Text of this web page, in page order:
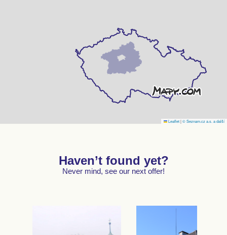
Leaflet|© Seznam.cz a.s. a další
Haven’t found yet?
Never mind, see our next offer!